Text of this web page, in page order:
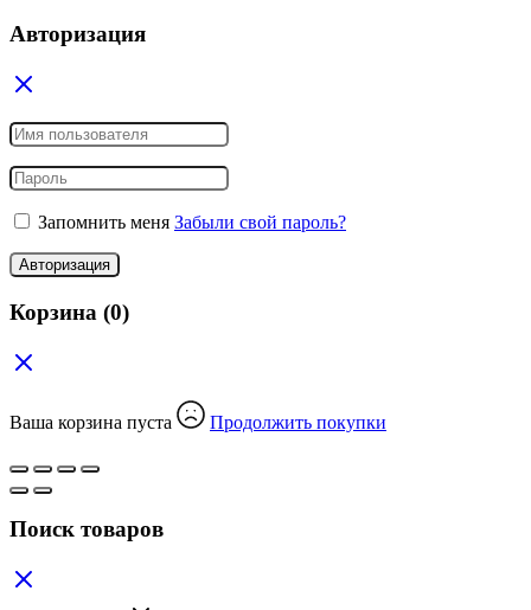
Авторизация
Запомнить меня Забыли свой пароль?
Авторизация
Корзина (0)
Ваша корзина пуста Продолжить покупки
Поиск товаров